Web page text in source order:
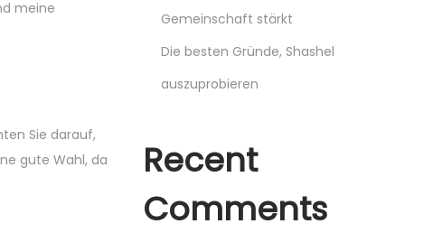
meine
Sie darauf,
gute Wahl, da
Gemeinschaft stärkt
Die besten Gründe, Shashel
auszuprobieren
Recent
Comments